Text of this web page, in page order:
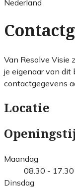
Nederland
Van Resolve Visie
je eigenaar van dit
contactgegevens
Locatie
Maandag
08.30 - 17.30
Dinsdag